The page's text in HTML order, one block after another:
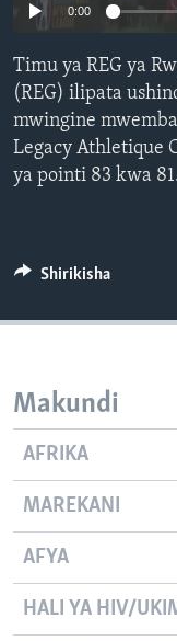
0:00
Timu ya REG ya
(REG) ilipata
mwingine
Legacy Athletique
ya pointi 83 kwa
Shirikisha
Makundi
AFRIKA
MAREKANI
AFYA
HALI YA HIV/